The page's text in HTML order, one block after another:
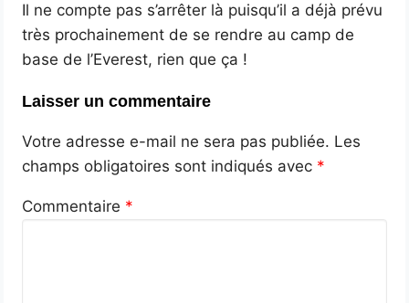
Il ne compte pas s’arrêter là puisqu’il a déjà prévu
très prochainement de se rendre au camp de
base de l’Everest, rien que ça !
Laisser un commentaire
Votre adresse e-mail ne sera pas publiée. Les
champs obligatoires sont indiqués avec *
Commentaire *